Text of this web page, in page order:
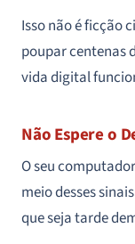
Isso não é ficção
poupar centenas
vida digital
Não Espere o
O seu
meio desses
que seja tarde